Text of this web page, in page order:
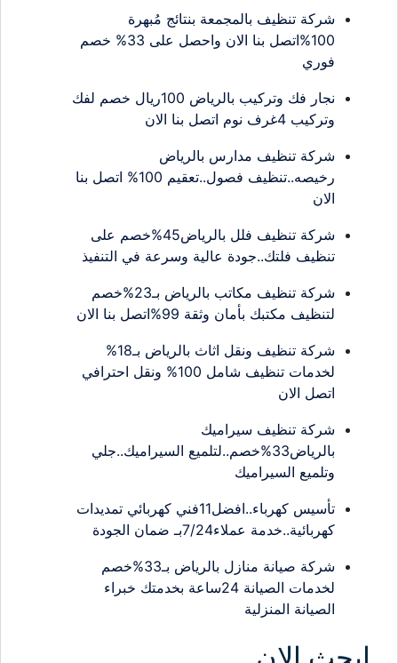
شركة تنظيف بالمجمعة بنتائج مُبهرة
100%اتصل بنا الان واحصل على 33% خصم
فوري
نجار فك وتركيب بالرياض 100ريال خصم لفك
وتركيب 4غرف نوم اتصل بنا الان
شركة تنظيف مدارس بالرياض
رخيصه..تنظيف فصول..تعقيم 100% اتصل بنا
الان
شركة تنظيف فلل بالرياض45%خصم على
تنظيف فلتك..جودة عالية وسرعة في التنفيذ
شركة تنظيف مكاتب بالرياض بـ23%خصم
لتنظيف مكتبك بأمان وثقة 99%اتصل بنا الان
شركة تنظيف ونقل اثاث بالرياض بـ18%
لخدمات تنظيف شامل 100% ونقل احترافي
اتصل الان
شركة تنظيف سيراميك
بالرياض33%خصم..لتلميع السيراميك..جلي
وتلميع السيراميك
تأسيس كهرباء..افضل11فني كهربائي تمديدات
كهربائية..خدمة عملاء7/24بـ ضمان الجودة
شركة صيانة منازل بالرياض بـ33%خصم
لخدمات الصيانة 24ساعة بخدمتك خبراء
الصيانة المنزلية